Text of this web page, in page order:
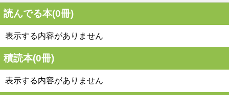
読んでる本(0冊)
表示する内容がありません
積読本(0冊)
表示する内容がありません